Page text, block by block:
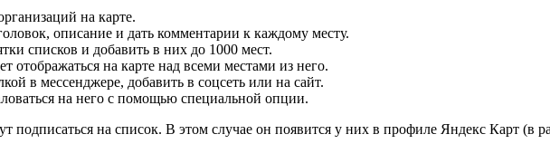
на карте.
описание и дать комментарии к каждому месту.
списков и добавить в них до 1000 мест.
отображаться на карте над всеми местами из него.
в мессенджере, добавить в соцсеть или на сайт.
на него с помощью специальной опции.
подписаться на список. В этом случае он появится у них в профиле Яндекс Карт (в